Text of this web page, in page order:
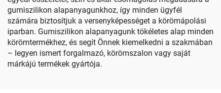
gumiszilikon alapanyagunkhoz, így minden ügyfél
számára biztosítjuk a versenyképességet a körömápolási
iparban. Gumiszilikon alapanyagunk tökéletes alap minden
körömtermékhez, és segít Önnek kiemelkedni a szakmában
– legyen ismert forgalmazó, körömszalon vagy saját
márkájú termékek gyártója.